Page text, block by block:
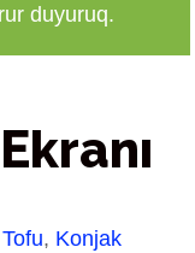
duyuruq.
, Konjak